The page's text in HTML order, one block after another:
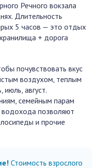
Речного вокзала
Длительность
5 часов — это отдых
+ дорога
почувствовать вкус
воздухом, теплым
август.
семейным парам
водохода позволяют
и прочие
Стоимость взрослого